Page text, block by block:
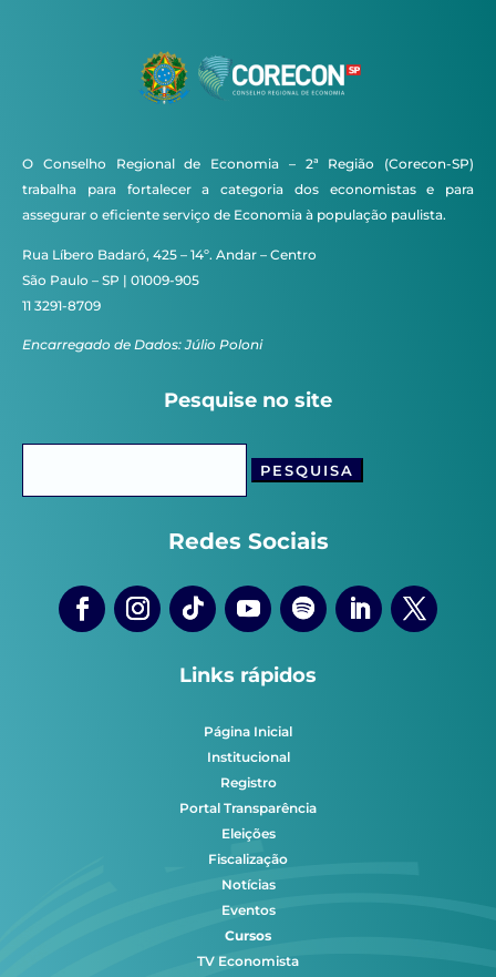
O Conselho Regional de Economia – 2ª Região (Corecon-SP)
trabalha para fortalecer a categoria dos economistas e para
assegurar o eficiente serviço de Economia à população paulista.
Rua Líbero Badaró, 425 – 14º. Andar – Centro
São Paulo – SP | 01009-905
11 3291-8709
Encarregado de Dados: Júlio Poloni
Pesquise no site
Redes Sociais
Links rápidos
Página Inicial
Institucional
Registro
Portal Transparência
Eleições
Fiscalização
Notícias
Eventos
Cursos
TV Economista